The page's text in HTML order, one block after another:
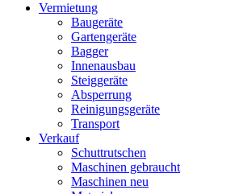
Vermietung
Baugeräte
Gartengeräte
Bagger
Innenausbau
Steiggeräte
Absperrung
Reinigungsgeräte
Transport
Verkauf
Schuttrutschen
Maschinen gebraucht
Maschinen neu